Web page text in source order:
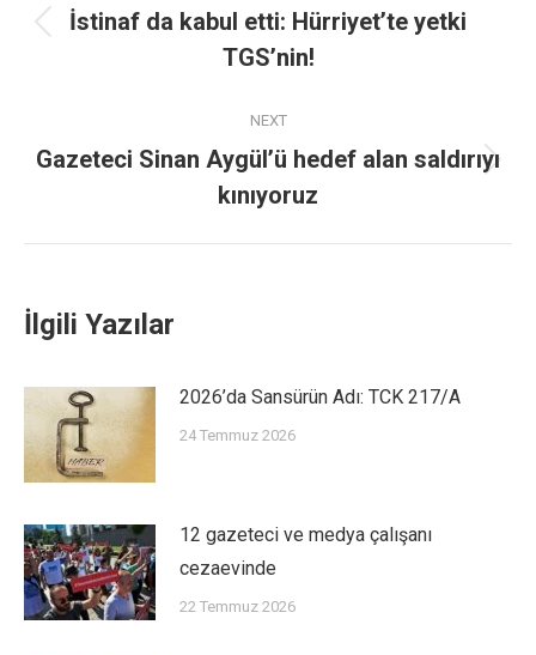
İstinaf da kabul etti: Hürriyet’te yetki
TGS’nin!
NEXT
Gazeteci Sinan Aygül’ü hedef alan saldırıyı
kınıyoruz
İlgili Yazılar
2026’da Sansürün Adı: TCK 217/A
24 Temmuz 2026
12 gazeteci ve medya çalışanı
cezaevinde
22 Temmuz 2026